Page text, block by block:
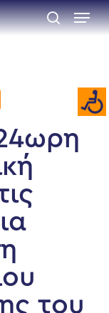
search
Menu
του